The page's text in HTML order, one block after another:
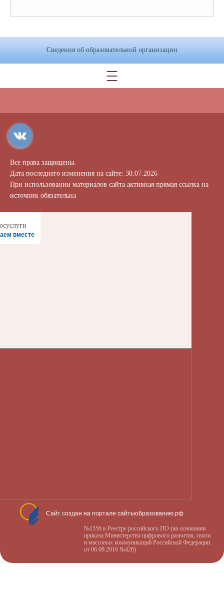
Сведения об образовательной организации
Все права защищены.
Дата последнего изменения на сайте: 30.07.2026
При использовании материалов сайта активная прямая ссылка на
источник обязательна
вместе
Сайт создан на портале сайтыобразованию.рф
№1556 в Реестре российского ПО (на основании
приказа Министерства цифрового развития, связи
и массовых коммуникаций Российской Федерации
от 06.09.2016 №426)